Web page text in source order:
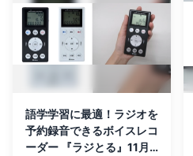
語学学習に最適！ラジオを
予約録音できるボイスレコ
ーダー 『ラジとる』11月